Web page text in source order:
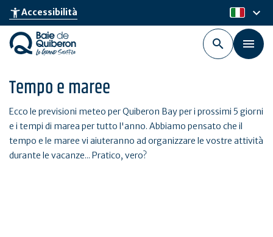
Skip
main
content
accessibility_newAccessibilità it
keyboard_arrow_down
Tempo e maree
Ecco le previsioni meteo per Quiberon Bay per i prossimi 5 giorni
e i tempi di marea per tutto l'anno. Abbiamo pensato che il
tempo e le maree vi aiuteranno ad organizzare le vostre attività
durante le vacanze... Pratico, vero?